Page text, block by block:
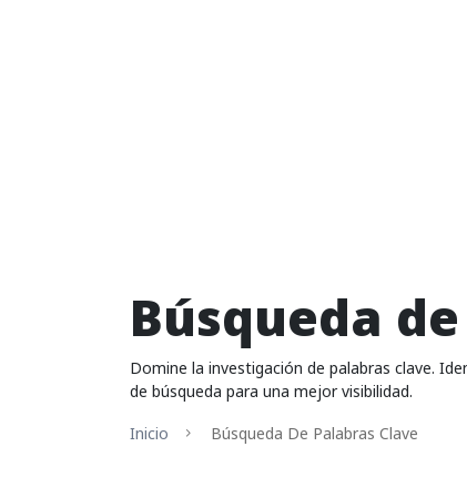
Búsqueda
Domine la investigación de palabras clave.
de búsqueda para una mejor visibilidad.
Inicio
Búsqueda De Palabras Clave